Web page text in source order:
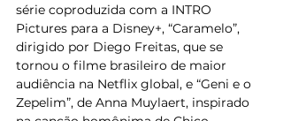
série coproduzida com a INTRO
Pictures para a Disney+, “Caramelo”,
dirigido por Diego Freitas, que se
tornou o filme brasileiro de maior
audiência na Netflix global, e “Geni e o
Zepelim”, de Anna Muylaert, inspirado